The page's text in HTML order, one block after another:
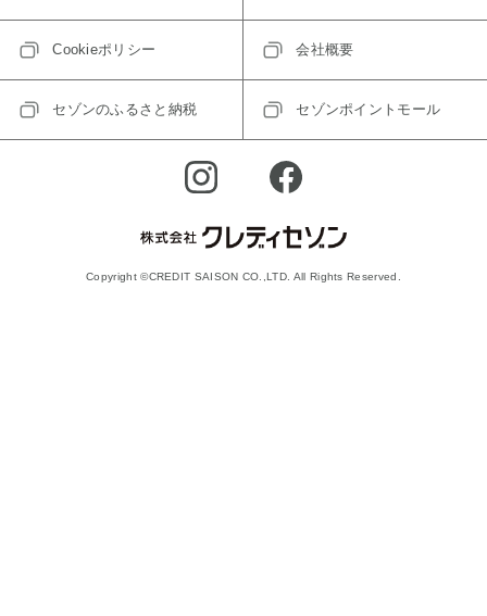
Cookieポリシー 会社概要
セゾンのふるさと納税 セゾンポイントモール
Copyright ©CREDIT SAISON CO.,LTD. All Rights Reserved.